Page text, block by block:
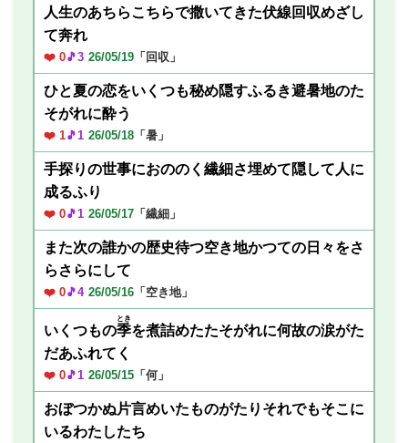
人生のあちらこちらで撒いてきた伏線回収めざし
て奔れ
❤️ 0🎵3 26/05/19 「回収」
ひと夏の恋をいくつも秘め隠すふるき避暑地のた
そがれに酔う
❤️ 1🎵1 26/05/18 「暑」
手探りの世事におののく繊細さ埋めて隠して人に
成るふり
❤️ 0🎵1 26/05/17 「繊細」
また次の誰かの歴史待つ空き地かつての日々をさ
らさらにして
❤️ 0🎵4 26/05/16 「空き地」
いくつもの季
とき
を煮詰めたたそがれに何故の涙がた
だあふれてく
❤️ 0🎵1 26/05/15 「何」
おぼつかぬ片言めいたものがたりそれでもそこに
いるわたしたち